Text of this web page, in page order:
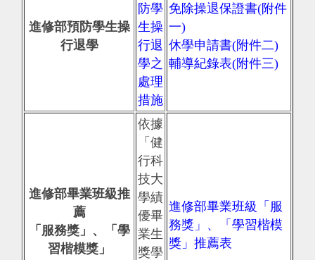
進修部預防學生操
行退學
防學
生操
行退
學之
處理
措施
免除操退保證書(附件
一)
休學申請書(附件二)
輔導紀錄表(附件三)
進修部畢業班級推
薦
「服務獎」、「學
習楷模獎」
依據
「健
行科
技大
學績
優畢
業生
獎學
進修部畢業班級「服
務獎」、「學習楷模
獎」推薦表